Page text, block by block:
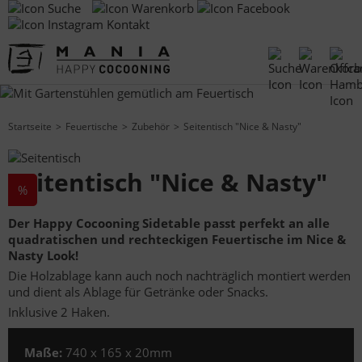
Kontakt
Startseite Feuertische Zubehör Seitentisch "Nice & Nasty"
%
Seitentisch "Nice & Nasty"
Der Happy Cocooning Sidetable passt perfekt an alle
quadratischen und rechteckigen Feuertische im Nice &
Nasty Look!
Die Holzablage kann auch noch nachträglich montiert werden
und dient als Ablage für Getränke oder Snacks.
Inklusive 2 Haken.
Maße: 740 x 165 x 20mm